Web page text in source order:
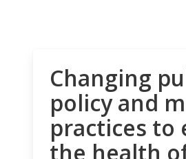
Changing
policy and
practices to
the health